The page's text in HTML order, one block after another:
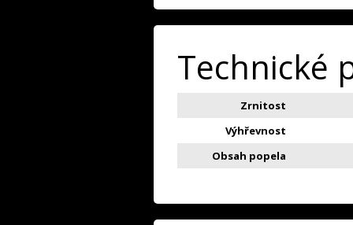
Technické
Zrnitost
Výhřevnost
Obsah popela